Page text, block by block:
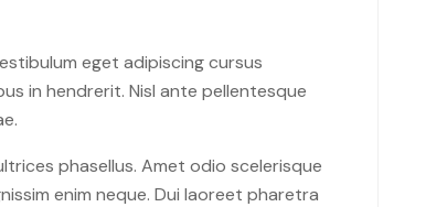
eget adipiscing cursus
in hendrerit. Nisl ante pellentesque
phasellus. Amet odio scelerisque
enim neque. Dui laoreet pharetra